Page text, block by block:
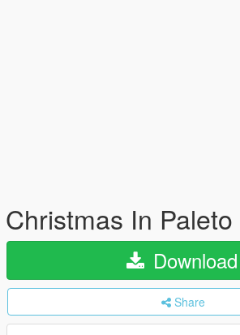
Christmas In Paleto
Download
Share